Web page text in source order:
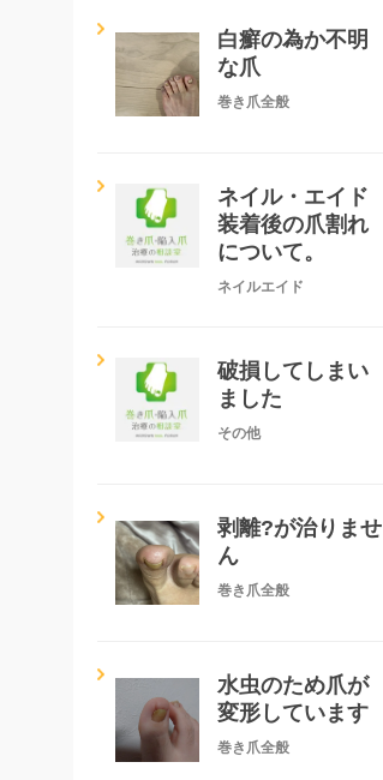
白癬の為か不明
な爪
巻き爪全般
ネイル・エイド
装着後の爪割れ
について。
ネイルエイド
破損してしまい
ました
その他
剥離?が治りませ
ん
巻き爪全般
水虫のため爪が
変形しています
巻き爪全般